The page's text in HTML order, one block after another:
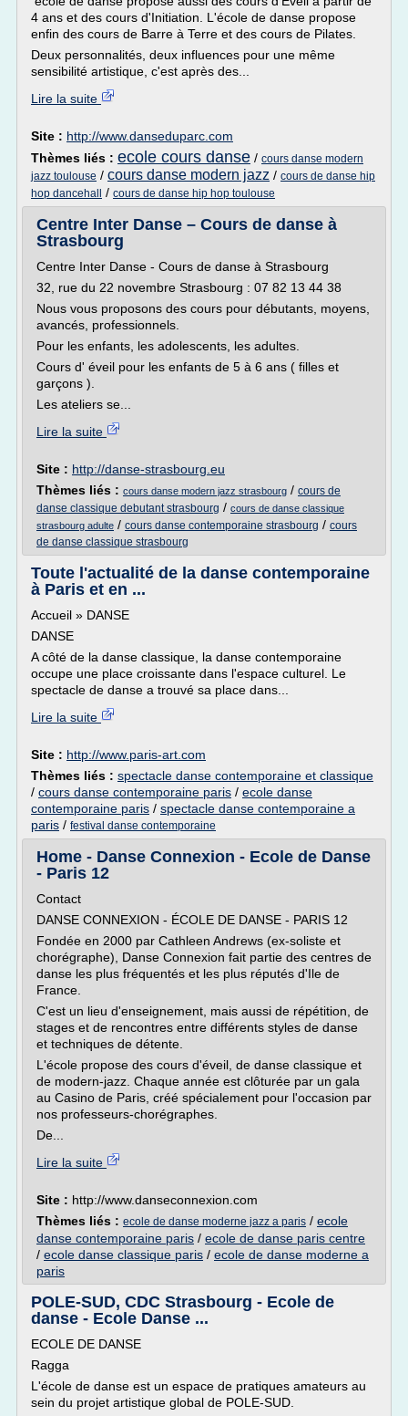
4 ans et des cours d'Initiation. L'école de danse propose
enfin des cours de Barre à Terre et des cours de Pilates.
Deux personnalités, deux influences pour une même
sensibilité artistique, c'est après des...
Lire la suite
Site : http://www.danseduparc.com
Thèmes liés : ecole cours danse / cours danse modern
jazz toulouse / cours danse modern jazz / cours de danse hip
hop dancehall
/ cours de danse hip hop toulouse
Centre Inter Danse – Cours de danse à
Strasbourg
Centre Inter Danse - Cours de danse à Strasbourg
32, rue du 22 novembre Strasbourg : 07 82 13 44 38
Nous vous proposons des cours pour débutants, moyens,
avancés, professionnels.
Pour les enfants, les adolescents, les adultes.
Cours d' éveil pour les enfants de 5 à 6 ans ( filles et
garçons ).
Les ateliers se...
Lire la suite
Site : http://danse-strasbourg.eu
Thèmes liés : cours danse modern jazz strasbourg / cours de
danse classique debutant strasbourg / cours de danse classique
strasbourg adulte / cours danse contemporaine strasbourg / cours
de danse classique strasbourg
Toute l'actualité de la danse contemporaine
à Paris et en ...
Accueil » DANSE
DANSE
A côté de la danse classique, la danse contemporaine
occupe une place croissante dans l'espace culturel. Le
spectacle de danse a trouvé sa place dans...
Lire la suite
Site : http://www.paris-art.com
Thèmes liés : spectacle danse contemporaine et classique
/ cours danse contemporaine paris / ecole danse
contemporaine paris / spectacle danse contemporaine a
paris / festival danse contemporaine
Home - Danse Connexion - Ecole de Danse
- Paris 12
Contact
DANSE CONNEXION - ÉCOLE DE DANSE - PARIS 12
Fondée en 2000 par Cathleen Andrews (ex-soliste et
chorégraphe), Danse Connexion fait partie des centres de
danse les plus fréquentés et les plus réputés d'Ile de
France.
C'est un lieu d'enseignement, mais aussi de répétition, de
stages et de rencontres entre différents styles de danse
et techniques de détente.
L'école propose des cours d'éveil, de danse classique et
de modern-jazz. Chaque année est clôturée par un gala
au Casino de Paris, créé spécialement pour l'occasion par
nos professeurs-chorégraphes.
De...
Lire la suite
Site : http://www.danseconnexion.com
Thèmes liés : ecole de danse moderne jazz a paris / ecole
danse contemporaine paris / ecole de danse paris centre
/ ecole danse classique paris / ecole de danse moderne a
paris
POLE-SUD, CDC Strasbourg - Ecole de
danse - Ecole Danse ...
ECOLE DE DANSE
Ragga
L'école de danse est un espace de pratiques amateurs au
sein du projet artistique global de POLE-SUD.